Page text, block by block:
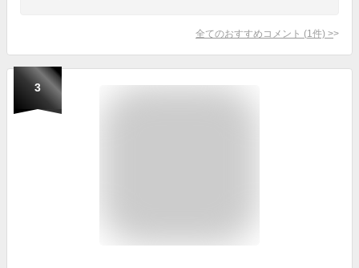
全てのおすすめコメント (1 件) >
3